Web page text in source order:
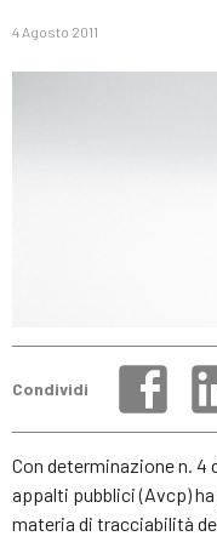
4 Agosto 2011
Condividi
Con determinazione n. 4
appalti pubblici (Avcp)
materia di tracciabilità